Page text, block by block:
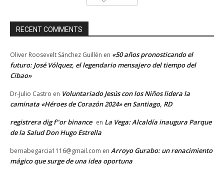
RECENT COMMENTS
Oliver Roosevelt Sánchez Guillén en «50 años pronosticando el
futuro: José Vólquez, el legendario mensajero del tiempo del
Cibao»
Dr-Julio Castro en Voluntariado Jesús con los Niños lidera la
caminata «Héroes de Corazón 2024» en Santiago, RD
registrera dig f"or binance en La Vega: Alcaldía inaugura Parque
de la Salud Don Hugo Estrella
bernabegarcia1116@gmail.com en Arroyo Gurabo: un renacimiento
mágico que surge de una idea oportuna